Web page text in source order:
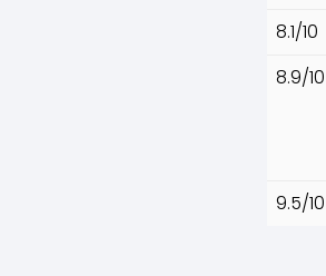
8.1/10
8.9/10
9.5/10